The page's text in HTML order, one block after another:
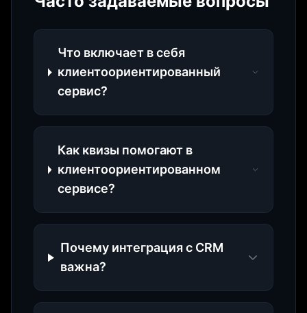
Что включает в себя
клиентоориентированный
сервис?
Как квизы помогают в
клиентоориентированном
сервисе?
Почему интеграция с CRM
важна?